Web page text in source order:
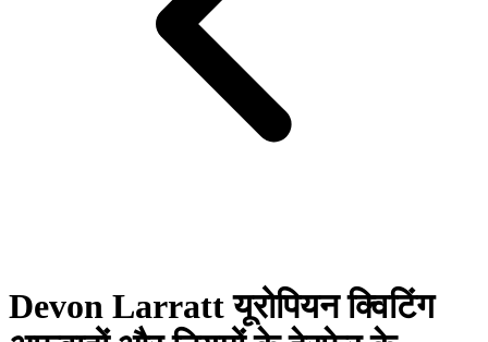
Devon Larratt यूरोपियन क्विटिंग